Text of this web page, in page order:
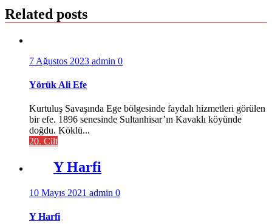
Related posts
7 Ağustos 2023 admin 0
Yörük Ali Efe
Kurtuluş Savaşında Ege bölgesinde faydalı hizmetleri görülen
bir efe. 1896 senesinde Sultanhisar’ın Kavaklı köyünde
doğdu. Köklü...
20. Cilt
Y Harfi
10 Mayıs 2021 admin 0
Y Harfi